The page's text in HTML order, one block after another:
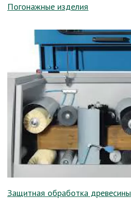
Погонажные изделия
Защитная обработка древесины